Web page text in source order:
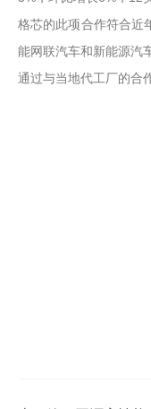
格芯的此项合作符合近
能网联汽车和新能源汽
通过与当地代工厂的合